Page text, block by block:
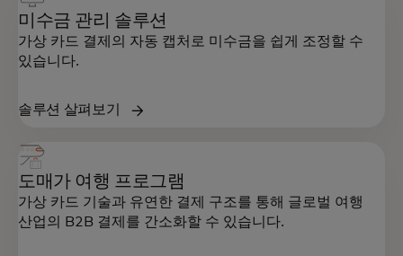
미수금 관리 솔루션
가상 카드 결제의 자동 캡처로 미수금을 쉽게 조정할 수
있습니다.
솔루션 살펴보기
도매가 여행 프로그램
가상 카드 기술과 유연한 결제 구조를 통해 글로벌 여행
산업의 B2B 결제를 간소화할 수 있습니다.